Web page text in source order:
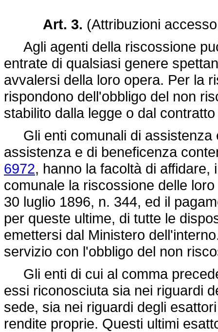
Art. 3. (Attribuzioni
Agli agenti della riscossione
entrate di qualsiasi genere
avvalersi della loro opera. Per la
rispondono dell'obbligo del non
stabilito dalla legge o dal
Gli enti comunali di assistenza
assistenza e di beneficenza
6972, hanno la facoltà di
comunale la riscossione delle
30 luglio 1896, n. 344, ed il
per queste ultime, di tutte le
emettersi dal Ministero
servizio con l'obbligo del non
Gli enti di cui al comma
essi riconosciuta sia nei riguardi
sede, sia nei riguardi degli
rendite proprie. Questi ultimi